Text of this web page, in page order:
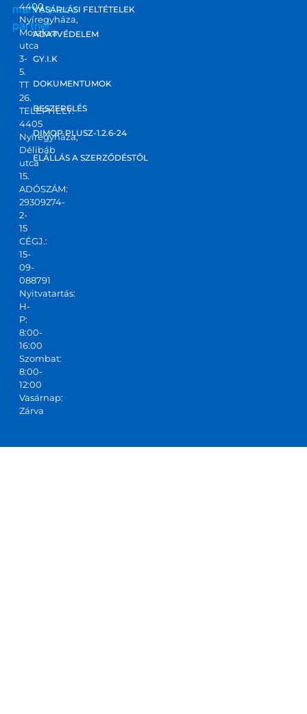
marketplace
partner
4400
Nyíregyháza,
Moszkva
utca
3-
5.
TT
26.
TELEPHELY:
4405
Nyíregyháza,
Délibáb
utca
15.
ADÓSZÁM:
29309274-
2-
15
CÉGJ.:
15-
09-
088791
Nyitvatartás:
H-
P:
8:00-
16:00
Szombat:
8:00-
12:00
Vasárnap:
Zárva
VÁSÁRLÁSI FELTÉTELEK
ADATVÉDELEM
GY.I.K
DOKUMENTUMOK
BESZERELÉS
DIMOP PLUSZ-1.2.6-24
ELÁLLÁS A SZERZŐDÉSTŐL